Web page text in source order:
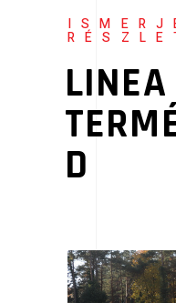
LINEA
D